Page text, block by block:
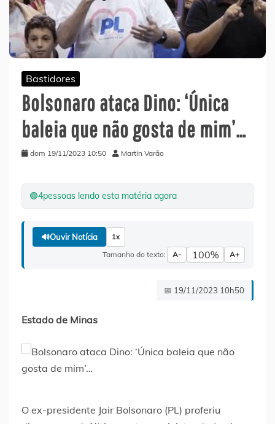
Bastidores
Bolsonaro ataca Dino: ‘Única
baleia que não gosta de mim’…
dom 19/11/2023 10:50 Martin Varão
🟢4pessoas lendo esta matéria agora
🔊Ouvir Notícia 1x
Tamanho do texto: A- 100% A+
📅 19/11/2023 10h50
Estado de Minas
O ex-presidente Jair Bolsonaro (PL) proferiu